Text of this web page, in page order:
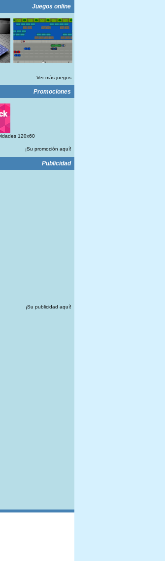
Juegos online
Ver más juegos
Promociones
¡Su promoción aquí!
Publicidad
¡Su publicidad aquí!